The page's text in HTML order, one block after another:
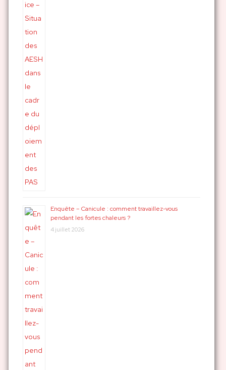
Enquête – Canicule : comment travaillez-vous
pendant les fortes chaleurs ?
4 juillet 2026